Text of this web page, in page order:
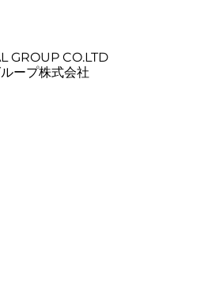
GROUP CO.LTD
ープ株式会社